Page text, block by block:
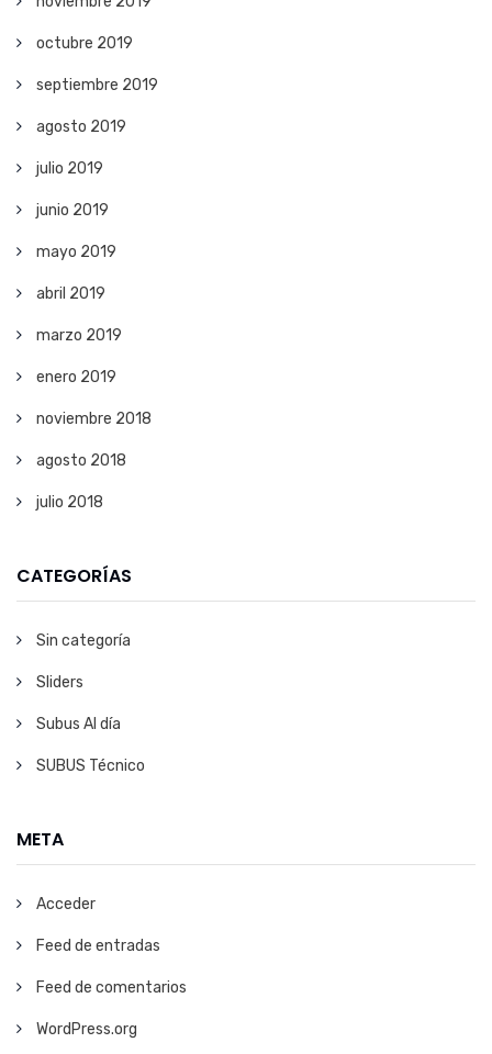
octubre 2019
septiembre 2019
agosto 2019
julio 2019
junio 2019
mayo 2019
abril 2019
marzo 2019
enero 2019
noviembre 2018
agosto 2018
julio 2018
CATEGORÍAS
Sin categoría
Sliders
Subus Al día
SUBUS Técnico
META
Acceder
Feed de entradas
Feed de comentarios
WordPress.org